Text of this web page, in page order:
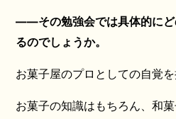
——その勉強会では具体的にど
るのでしょうか。
お菓子屋のプロとしての自覚
お菓子の知識はもちろん、和